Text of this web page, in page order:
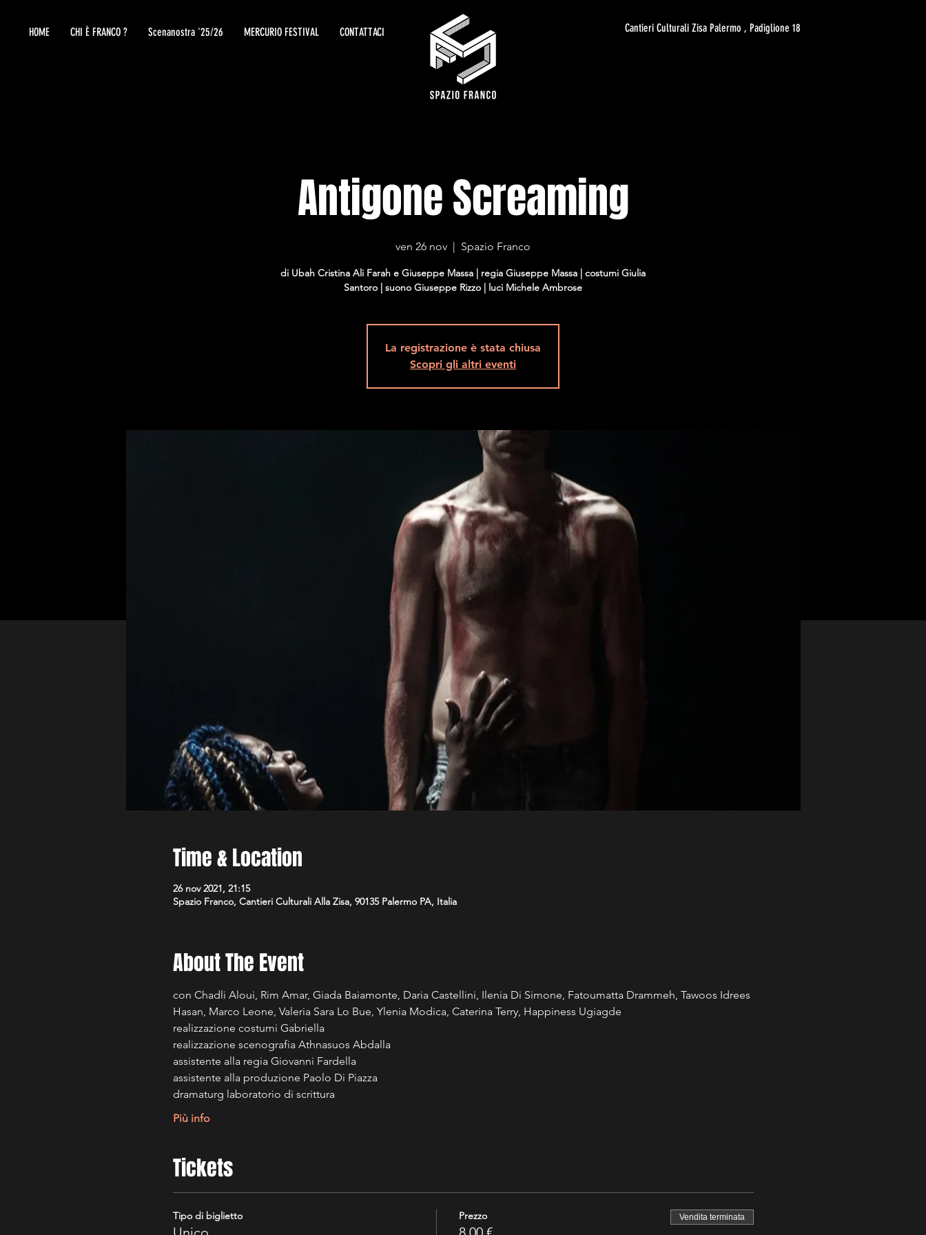
HOME CHI È FRANCO ? Scenanostra '25/26 MERCURIO FESTIVAL CONTATTACI Cantieri Culturali Zisa Palermo , Padiglione 18
Antigone Screaming
ven 26 nov
  |
Spazio Franco
di Ubah Cristina Ali Farah e Giuseppe Massa | regia Giuseppe Massa | costumi Giulia
Santoro | suono Giuseppe Rizzo | luci Michele Ambrose
La registrazione è stata chiusa
Scopri gli altri eventi
Time & Location
26 nov 2021, 21:15
Spazio Franco, Cantieri Culturali Alla Zisa, 90135 Palermo PA, Italia
About The Event
con Chadli Aloui, Rim Amar, Giada Baiamonte, Daria Castellini, Ilenia Di Simone, Fatoumatta Drammeh, Tawoos Idrees
Hasan, Marco Leone, Valeria Sara Lo Bue, Ylenia Modica, Caterina Terry, Happiness Ugiagde
realizzazione costumi Gabriella
realizzazione scenografia Athnasuos Abdalla
assistente alla regia Giovanni Fardella
assistente alla produzione Paolo Di Piazza
dramaturg laboratorio di scrittura
Più info
Tickets
Tipo di biglietto Prezzo Vendita terminata